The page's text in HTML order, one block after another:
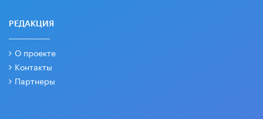
РЕДАКЦИЯ
О проекте
Контакты
Партнеры